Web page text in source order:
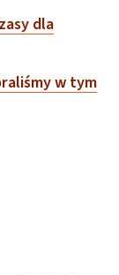
dla
w tym